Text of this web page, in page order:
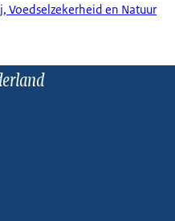
Voedselzekerheid en Natuur